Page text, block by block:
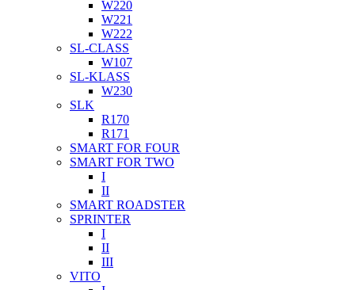
W220
W221
W222
SL-CLASS
W107
SL-KLASS
W230
SLK
R170
R171
SMART FOR FOUR
SMART FOR TWO
I
II
SMART ROADSTER
SPRINTER
I
II
III
VITO